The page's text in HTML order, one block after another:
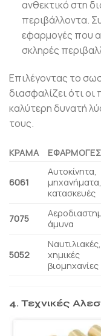
ανθεκτικό στη
περιβάλλοντα.
εφαρμογές που
σκληρές
Επιλέγοντας το
διασφαλίζει ότι
καλύτερη δυνατή
τους.
ΚΡΆΜΑ ΕΦΑΡΜΟΓΈΣ
6061
Αυτοκίνητα,
μηχανήματα,
κατασκευές
7075
άμυνα
5052
Ναυτιλιακές,
χημικές
βιομηχανίες
4. Τεχνικές